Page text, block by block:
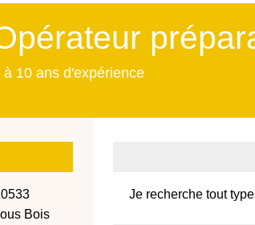
à 10 ans d'expérience
Bois
Je recherche tout